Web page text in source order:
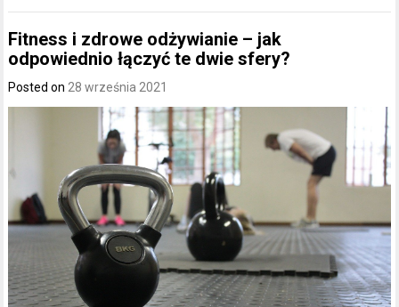
Fitness i zdrowe odżywianie – jak
odpowiednio łączyć te dwie sfery?
Posted on28 września 2021